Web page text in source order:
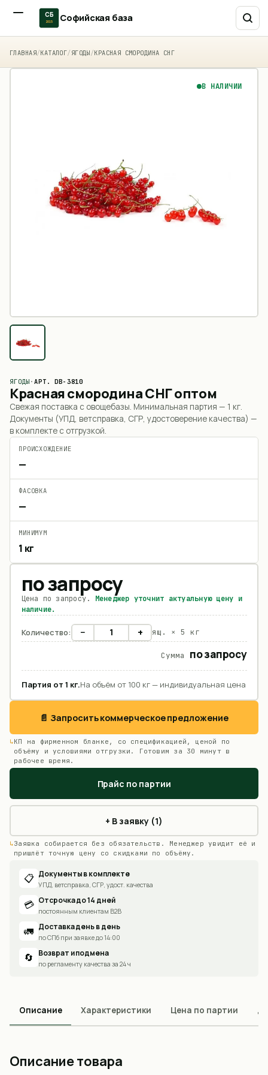
СБ
2015 Софийская база
ГЛАВНАЯ/КАТАЛОГ/ ЯГОДЫ/КРАСНАЯ СМОРОДИНА СНГ
В НАЛИЧИИ
ЯГОДЫ ·АРТ.DB-3810
Красная смородина СНГ оптом
Свежая поставка с овощебазы. Минимальная партия — 1 кг.
Документы (УПД, ветсправка, СГР, удостоверение качества) —
в комплекте с отгрузкой.
ПРОИСХОЖДЕНИЕ
—
ФАСОВКА
—
МИНИМУМ
1 кг
по запросу
Цена по запросу. Менеджер уточнит актуальную цену и
наличие.
Количество: − + ящ. × 5 кг
Сумма по запросу
Партия от 1 кг.На объём от 100 кг — индивидуальная цена
📄 Запросить коммерческое предложение
КП на фирменном бланке, со спецификацией, ценой по
объёму и условиями отгрузки. Готовим за 30 минут в
рабочее время.
Прайс по партии
+ В заявку (1)
Заявка собирается без обязательств. Менеджер увидит её и
пришлёт точную цену со скидками по объёму.
📋 Документы в комплекте
УПД, ветсправка, СГР, удост. качества
💳 Отсрочка до 14 дней
постоянным клиентам B2B
🚛 Доставка день в день
по СПб при заявке до 14:00
🔄 Возврат и подмена
по регламенту качества за 24 ч
Описание Характеристики Цена по партии
Описание товара